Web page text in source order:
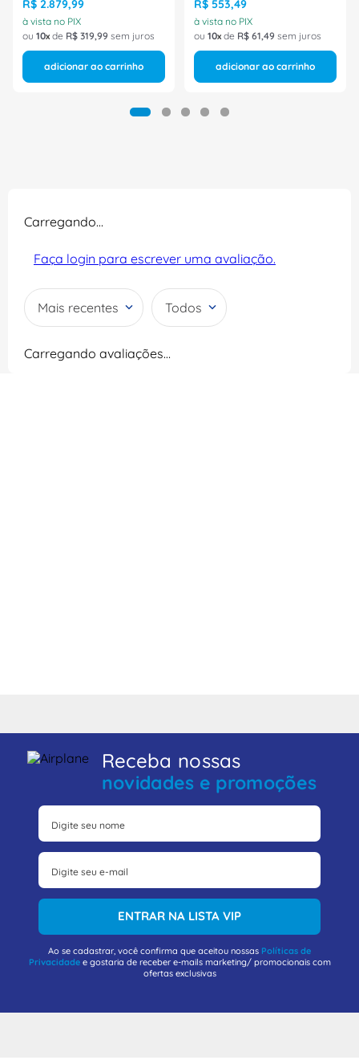
R$ 2.879,99
à vista no PIX
ou 10 de R$ 319,99 sem juros
adicionar ao carrinho
R$ 553,49
à vista no PIX
ou 10 de R$ 61,49 sem juros
adicionar ao carrinho
Carregando…
Faça login para escrever uma avaliação.
Mais recentes Todos
Carregando avaliações…
Receba nossas
novidades e promoções
ENTRAR NA LISTA VIP
Ao se cadastrar, você confirma que aceitou nossas Políticas de
Privacidadee gostaria de receber e-mails marketing/ promocionais com
ofertas exclusivas